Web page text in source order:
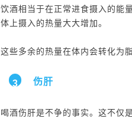
饮酒相当于在正常进食摄入的能
体上摄入的热量大大增加。
这些多余的热量在体内会转化为
3 伤肝
喝酒伤肝是不争的事实。这不仅